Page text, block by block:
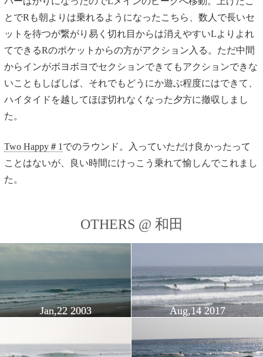
とでRも朝よりは乗れるようになったこちら、数人で長いセ
ットを待つが繋がり易く切れ目からは消えやすいLよりよれ
てできるRのポケットからの方がアクション入る。ただ中間
からインがボヨボヨでセクションできてもアクションできな
いこともしばしば、それでもどうにか遊ぶ程度にはできて、
ハイタイドを越してほぼ切れなくなった夕方に撤収しまし
た。
Two Happy＃1 でのラウンド。入っていただけ良かったって
ことはないが、良い時間にけっこう乗れて愉しんでこれまし
た。
OTHERS @ 和田
Jan,22 2003 Aug,14 2017